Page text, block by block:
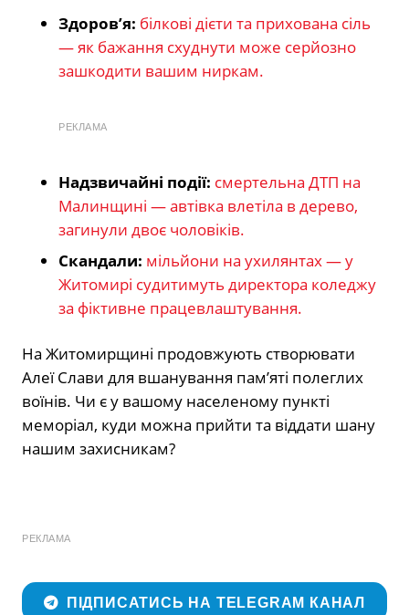
Здоров’я: білкові дієти та прихована сіль
— як бажання схуднути може серйозно
зашкодити вашим ниркам.
РЕКЛАМА
Надзвичайні події: смертельна ДТП на
Малинщині — автівка влетіла в дерево,
загинули двоє чоловіків.
Скандали: мільйони на ухилянтах — у
Житомирі судитимуть директора коледжу
за фіктивне працевлаштування.
На Житомирщині продовжують створювати
Алеї Слави для вшанування пам’яті полеглих
воїнів. Чи є у вашому населеному пункті
меморіал, куди можна прийти та віддати шану
нашим захисникам?
РЕКЛАМА
ПІДПИСАТИСЬ НА TELEGRAM КАНАЛ